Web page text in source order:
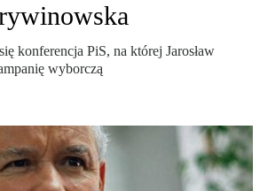
konferencja PiS, na której Jarosław
wyborczą